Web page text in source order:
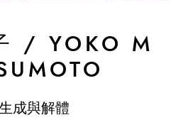
/YOKO M
成與解體